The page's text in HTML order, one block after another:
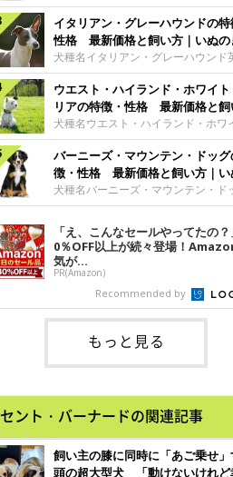
した純白の被毛。ビション・フリー
レードマークともいえる、綿アメの
丸いカットスタイルは、アメリカ人
マーが考案したもので、「パウダー
フ」と呼ばれます。真っ白な毛色に
リとくるくる動く大きな瞳と、黒々
鼻、短めのマズルが豊かな表情をつ
います。※参考／『日本と世界の犬の
ログ』（
シアサイズ大型犬グループ原始的な
ピッツ サモエドの魅力雪のように白
わふわした外見が愛らしくてユニー
モエド。何世紀にも渡って遊牧民と
移動し、トナカイの群れの管理など
いたこともあって、人と友好的な関
ける犬種です。日本スピッツの大型
うだからか、日本でも親しみを持た
く、とくに独特の笑顔が特徴で、「
ド・スマイル」で飼い主さんを癒し
る優しい犬です。※参考／『日本と世
犬のカタログ』（成美堂出版）性格
ドの性格は
イタリアン・グレーハウンドの特
性格 最新価格と飼い方｜いぬの
ち 犬図鑑
犬種名イタリアン・グレーハウンド
Italian Greyhound原産国イタリア
小型犬グループ視覚ハウンド イタリ
ン・グレーハウンドの魅力ルネッサ
の王侯貴族に愛されただけあって、
ふれる優雅なスタイルが魅力です。
りしていて気立てのよさも愛される
ひとつでしょう。骨が細いので、骨
注意が必要です。脚にかかる負担に
て、家庭でしっかりケアしてあげれ
はずです。 ※参考／『日本と世界の
タログ』（成美堂出版）性格ウィペ
ウエスト・ハイランド・ホワイ
リアの特徴・性格 最新価格と飼
｜いぬのきもち 犬図鑑
犬種名ウエスト・ハイランド・ホワ
テリア英語名West Highland White
Terrier原産国イギリスサイズ小型犬
ープテリアウエスト・ハイランド・
ト・テリアの魅力くりっとした瞳に
ンのような形の尻尾、愛きょうのあ
ない姿がキュートな印象です。元猟
て、小さいながらも力強く筋肉質な
で、スタミナも旺盛。とても活発に
る陽気なテリアの代表格です。※参
『日本と世界の犬のカタログ』（成
版）性格スコットランド原産のテリア
バーニーズ・マウンテン・ドッ
徴・性格 最新価格と飼い方｜い
きもち 犬図鑑
犬種名バーニーズ・マウンテン・ド
語名Bernese Mountain Dog原産国
サイズ大型犬グループ使役犬 バーニー
ズ・マウンテン・ドッグの魅力温和
主に従順、甘えることが大好きな、
こい犬が多いです。体が大きいわり
で、よく動きます。とくに青年期は
活発で、遊んだり、走り回ったりし
祖先は山岳地帯を動き回っていたた
てもタフ。食欲も旺盛でよく食べま
で、肥満と運度不足防止のためにも
の運動量が必要になります。アウト
「え、こんなセールやってたの
0％OFF以上が続々登場！
気が...
PR(Amazon)
Recommended by
もっと見る
セント・バーナードの関連記事
飼い主の膝に同時に「あご乗せ
頭の超大型犬 「動けないけれど